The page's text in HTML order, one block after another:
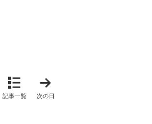
記事一覧 次の日